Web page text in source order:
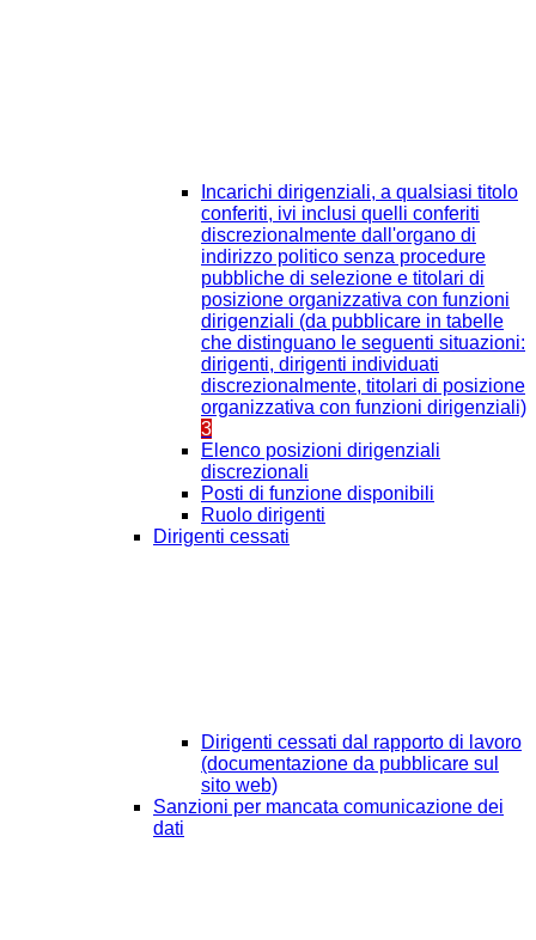
Incarichi dirigenziali, a qualsiasi titolo
conferiti, ivi inclusi quelli conferiti
discrezionalmente dall'organo di
indirizzo politico senza procedure
pubbliche di selezione e titolari di
posizione organizzativa con funzioni
dirigenziali (da pubblicare in tabelle
che distinguano le seguenti situazioni:
dirigenti, dirigenti individuati
discrezionalmente, titolari di posizione
organizzativa con funzioni dirigenziali)
3
Elenco posizioni dirigenziali
discrezionali
Posti di funzione disponibili
Ruolo dirigenti
Dirigenti cessati
Dirigenti cessati dal rapporto di lavoro
(documentazione da pubblicare sul
sito web)
Sanzioni per mancata comunicazione dei
dati